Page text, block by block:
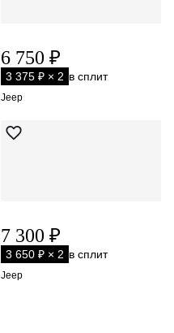
6 750 ₽
3 375 ₽ × 2 в сплит
Jeep
7 300 ₽
3 650 ₽ × 2 в сплит
Jeep